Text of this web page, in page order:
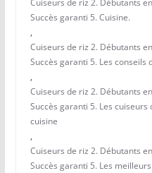
Cuiseurs de riz 2. Débutants
Succès garanti 5. Cuisine.
,
Cuiseurs de riz 2. Débutants
Succès garanti 5. Les conseils
,
Cuiseurs de riz 2. Débutants
Succès garanti 5. Les
cuisine
,
Cuiseurs de riz 2. Débutants
Succès garanti 5. Les